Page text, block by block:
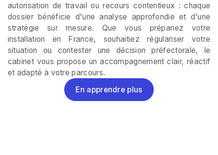
autorisation de travail ou recours contentieux : chaque
dossier bénéficie d'une analyse approfondie et d'une
stratégie sur mesure. Que vous prépariez votre
installation en France, souhaitiez régulariser votre
situation ou contester une décision préfectorale, le
cabinet vous propose un accompagnement clair, réactif
et adapté à votre parcours.
En apprendre plus